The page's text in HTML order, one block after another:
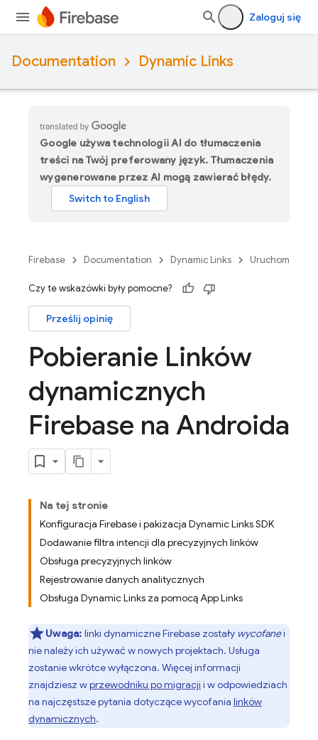
Zaloguj się
Documentation Dynamic Links
Google używa technologii AI do tłumaczenia
treści na Twój preferowany język. Tłumaczenia
wygenerowane przez AI mogą zawierać błędy.
Firebase Documentation Dynamic Links Uruchom
Czy te wskazówki były pomocne?
Prześlij opinię
Pobieranie Linków
dynamicznych
Firebase na Androida
Na tej stronie
Konfiguracja Firebase i pakizacja Dynamic Links SDK
Dodawanie filtra intencji dla precyzyjnych linków
Obsługa precyzyjnych linków
Rejestrowanie danych analitycznych
Obsługa Dynamic Links za pomocą App Links
Uwaga: linki dynamiczne Firebase zostały wycofanei
nie należy ich używać w nowych projektach. Usługa
zostanie wkrótce wyłączona. Więcej informacji
znajdziesz wprzewodniku po migracji i w odpowiedziach
na najczęstsze pytania dotyczące wycofania linków
dynamicznych.